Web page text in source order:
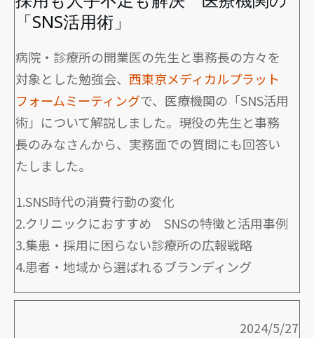
「SNS活用術」
病院・診療所の開業医の先生と事務長の方々を
対象とした勉強会、 西東京メディカルプラット
フォームミーティングで、 医療機関の「SNS活用
術」について解説しました。現役の先生と事務
長のみなさんから、実務面での質問にも回答い
たしました。
1.SNS時代の消費行動の変化
2.クリニックにおすすめ SNSの特徴と活用事例
3.集患・採用に困らない診療所の広報戦略
4.患者・地域から選ばれるブランディング
2024/5/27